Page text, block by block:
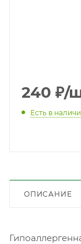
240 ₽/
Есть в
ОПИСАНИЕ